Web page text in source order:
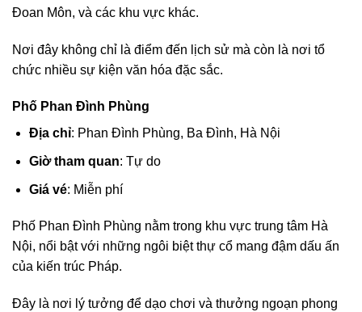
Đoan Môn, và các khu vực khác.
Nơi đây không chỉ là điểm đến lịch sử mà còn là nơi tổ
chức nhiều sự kiện văn hóa đặc sắc.
Phố Phan Đình Phùng
Địa chỉ: Phan Đình Phùng, Ba Đình, Hà Nội
Giờ tham quan: Tự do
Giá vé: Miễn phí
Phố Phan Đình Phùng nằm trong khu vực trung tâm Hà
Nội, nổi bật với những ngôi biệt thự cổ mang đậm dấu ấn
của kiến trúc Pháp.
Đây là nơi lý tưởng để dạo chơi và thưởng ngoạn phong